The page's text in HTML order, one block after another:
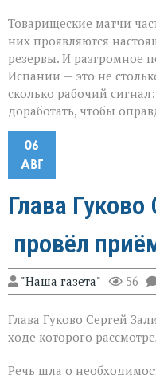
Товарищеские матчи
них проявляются
резервы. И разгромное
Испании — это не
сколько рабочий
доработать, чтобы
06
АВГ
Глава
провёл
"Наша газета" 56
Глава Гуково Сергей
ходе которого
Речь шла о